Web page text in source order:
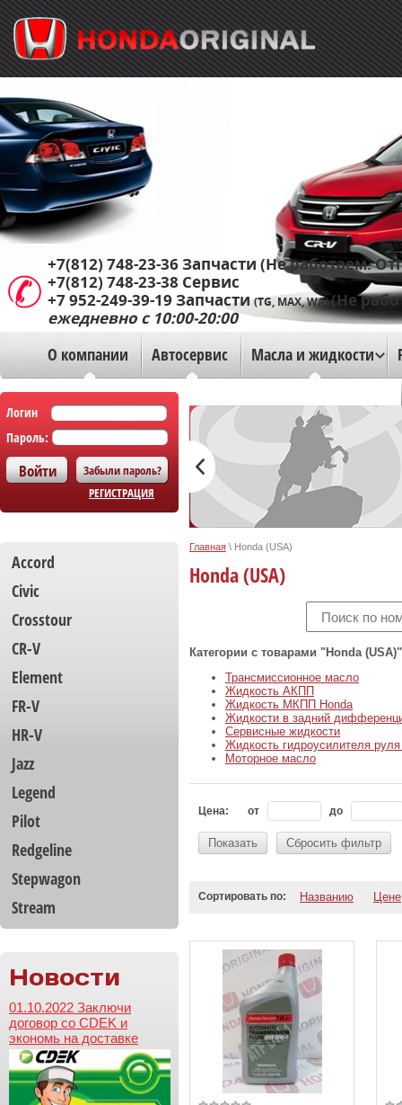
О компании Автосервис Масла и жидкости
+7(812) 748-23-36 Запчасти (Не работаем.
+7(812) 748-23-38 Сервис
+7 952-249-39-19 Запчасти(TG, MAX, WA)(Не
ежедневно с 10:00-20:00
Логин
Пароль:
Забыли пароль?
РЕГИСТРАЦИЯ
Accord
Civic
Crosstour
CR-V
Element
FR-V
HR-V
Jazz
Legend
Pilot
Redgeline
Stepwagon
Stream
Новости
01.10.2022 Заключи
договор со CDEK и
экономь на доставке
Главная \ Honda (USA)
Honda (USA)
Категории с товарами "Honda
Трансмиссионное масло
Жидкость АКПП
Жидкость МКПП Honda
Жидкости в задний
Сервисные жидкости
Жидкость гидроусилителя
Моторное масло
Цена: от до
Показать Сбросить фильтр
Сортировать по: Названию Цене